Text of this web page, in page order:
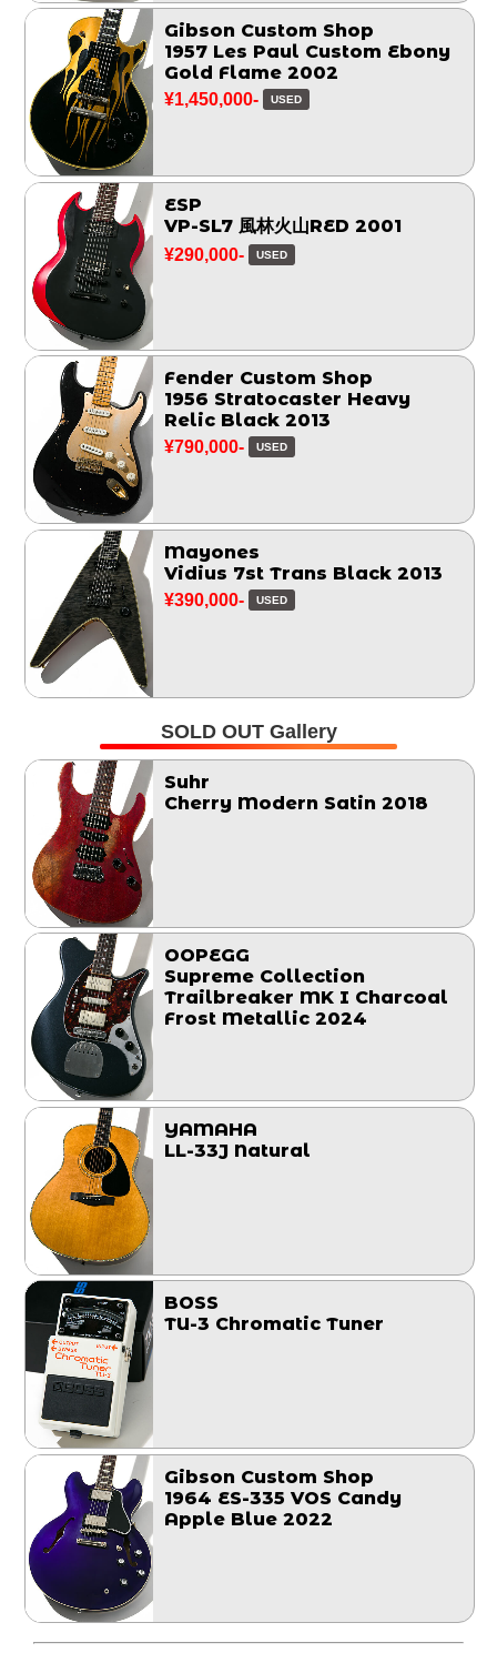
Gibson Custom Shop
1957 Les Paul Custom Ebony
Gold Flame 2002
¥1,450,000- USED
ESP
VP-SL7 風林火山RED 2001
¥290,000- USED
Fender Custom Shop
1956 Stratocaster Heavy
Relic Black 2013
¥790,000- USED
Mayones
Vidius 7st Trans Black 2013
¥390,000- USED
SOLD OUT Gallery
Suhr
Cherry Modern Satin 2018
OOPEGG
Supreme Collection
Trailbreaker MK I Charcoal
Frost Metallic 2024
YAMAHA
LL-33J Natural
BOSS
TU-3 Chromatic Tuner
Gibson Custom Shop
1964 ES-335 VOS Candy
Apple Blue 2022